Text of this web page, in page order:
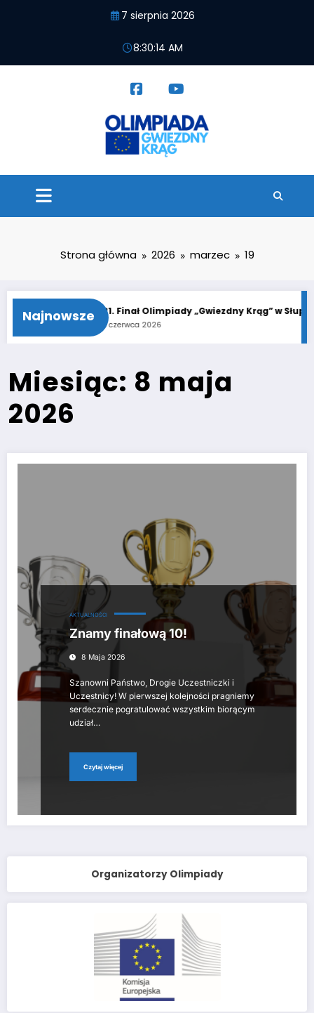
7 sierpnia 2026
8:30:14 AM
Strona główna 2026 marzec 19
Najnowsze
Krąg” 21. Finał Olimpiady „Gwiezdny Krąg” w Słupsku
11 czerwca 2026
Miesiąc: 8 maja
2026
AKTUALNOŚCI
Znamy finałową 10!
8 Maja 2026
Szanowni Państwo, Drogie Uczestniczki i
Uczestnicy! W pierwszej kolejności pragniemy
serdecznie pogratulować wszystkim biorącym
udział…
Czytaj więcej
Organizatorzy Olimpiady